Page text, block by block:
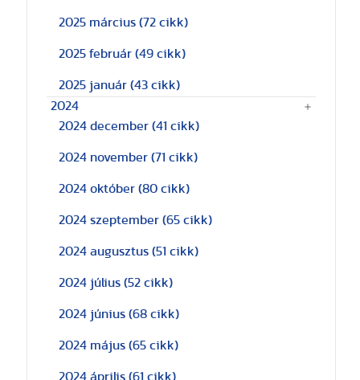
2025 március (72 cikk)
2025 február (49 cikk)
2025 január (43 cikk)
2024
2024 december (41 cikk)
2024 november (71 cikk)
2024 október (80 cikk)
2024 szeptember (65 cikk)
2024 augusztus (51 cikk)
2024 július (52 cikk)
2024 június (68 cikk)
2024 május (65 cikk)
2024 április (61 cikk)